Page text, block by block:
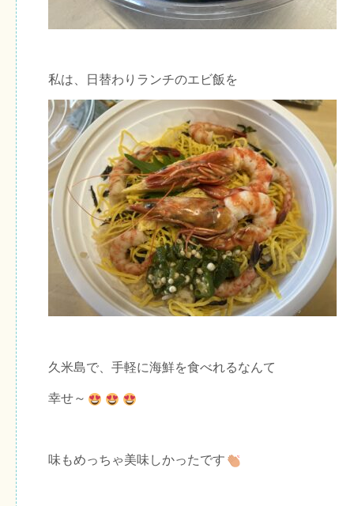
私は、日替わりランチのエビ飯を
久米島で、手軽に海鮮を食べれるなんて
幸せ～
味もめっちゃ美味しかったです